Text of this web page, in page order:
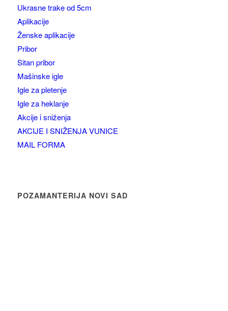
Ukrasne trake od 5cm
Aplikacije
Ženske aplikacije
Pribor
Sitan pribor
Mašinske igle
Igle za pletenje
Igle za heklanje
Akcije i sniženja
AKCIJE I SNIŽENJA VUNICE
MAIL FORMA
POZAMANTERIJA NOVI SAD